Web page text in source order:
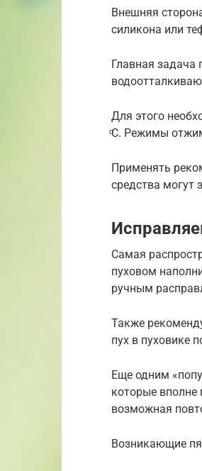
Внешняя
силикона или
Главная задача
Для этого
ͦС. Режимы
Применять
средства могут
Самая
пуховом
ручным
Также
пух в пуховике
Еще одним
которые
возможная
Возникающие